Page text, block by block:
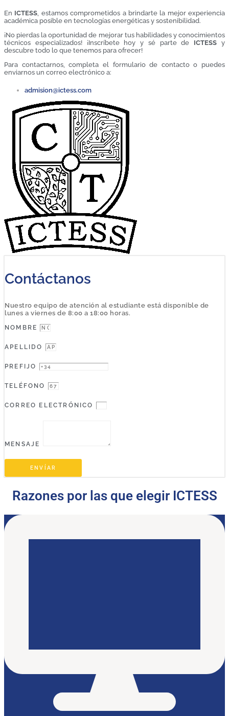
En ICTESS , estamos comprometidos a brindarte la mejor experiencia
académica posible en tecnologías energéticas y sostenibilidad.
¡No pierdas la oportunidad de mejorar tus habilidades y conocimientos
técnicos especializados! ¡Inscríbete hoy y sé parte de ICTESS y
descubre todo lo que tenemos para ofrecer!
Para contactarnos, completa el formulario de contacto o puedes
enviarnos un correo electrónico a:
admision@ictess.com
Contáctanos
Nuestro equipo de atención al estudiante está disponible de
lunes a viernes de 8:00 a 18:00 horas.
NOMBRE
APELLIDO
PREFIJO
TELÉFONO
CORREO ELECTRÓNICO
MENSAJE
ENVÍAR
Razones por las que elegir ICTESS